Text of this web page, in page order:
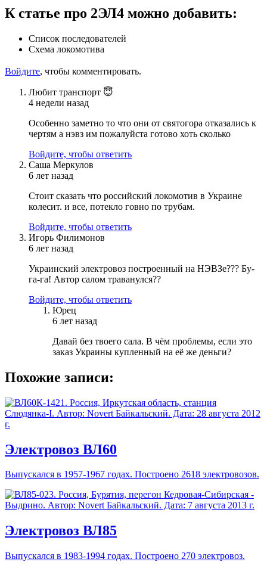
К статье про 2ЭЛ4 можно добавить:
Список последователей
Схема локомотива
Войдите, чтобы комментировать.
Любит транспорт 😇
4 недели назад
Особенно заметно то что они от святогора отказались к
чертям а нэвз им пожалуйста готово хоть сколько
Войдите, чтобы ответить
Саша Меркулов
6 лет назад
Стоит сказать что российский локомотив в Украине
колесит. и все, потекло говно по трубам.
Войдите, чтобы ответить
Игорь Филимонов
6 лет назад
Украинский электровоз построенный на НЭВЗе??? Бу-
га-га! Автор салом траванулся??
Войдите, чтобы ответить
Юрец
6 лет назад
Давай без твоего сала. В чём проблемы, если это
заказ Украины купленный на её же деньги?
Похожие записи:
Электровоз ВЛ60
Выпускался в 1957-1967 годах. Построено 2618 электровозов.
Электровоз ВЛ85
Выпускался в 1983-1994 годах. Построено 270 электровоз.